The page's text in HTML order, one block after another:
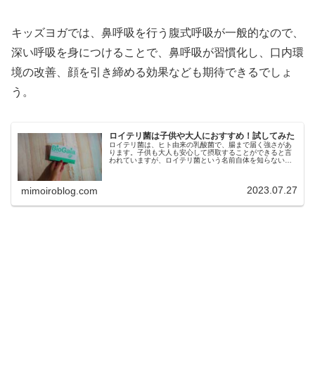
キッズヨガでは、鼻呼吸を行う腹式呼吸が一般的なので、
深い呼吸を身につけることで、鼻呼吸が習慣化し、口内環
境の改善、顔を引き締める効果なども期待できるでしょ
う。
ロイテリ菌は子供や大人におすすめ！試してみた
ロイテリ菌は、ヒト由来の乳酸菌で、腸まで届く強さがあ
ります。子供も大人も安心して摂取することができると言
われていますが、ロイテリ菌という名前自体を知らないと
mimoiroblog.com 2023.07.27